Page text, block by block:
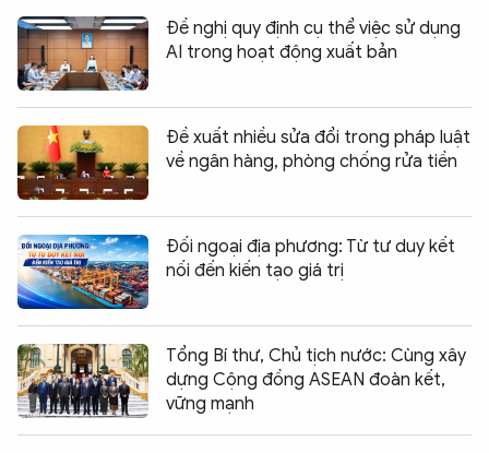
Đề nghị quy định cụ thể việc sử dụng
AI trong hoạt động xuất bản
Đề xuất nhiều sửa đổi trong pháp luật
về ngân hàng, phòng chống rửa tiền
Đối ngoại địa phương: Từ tư duy kết
nối đến kiến tạo giá trị
Tổng Bí thư, Chủ tịch nước: Cùng xây
dựng Cộng đồng ASEAN đoàn kết,
vững mạnh